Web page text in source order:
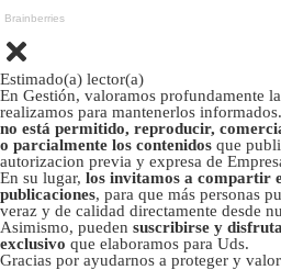
Estimado(a) lector(a)
En Gestión, valoramos profundamente
realizamos para mantenerlos informados.
no está permitido, reproducir,
o parcialmente los contenidos que
autorizacion previa y expresa de
En su lugar, los invitamos a compartir
publicaciones, para que más personas
veraz y de calidad directamente desde
Asimismo, pueden suscribirse y
exclusivo que elaboramos para Uds.
Gracias por ayudarnos a proteger y